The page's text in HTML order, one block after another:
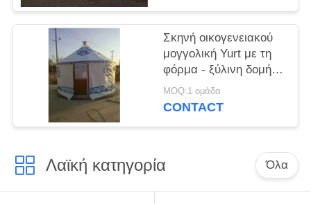
Σκηνή οικογενειακού
μογγολική Yurt με τη
φόρμα - ξύλινη δομή
πλαισίων
αδιαβροχοποίησης
MOQ:1 ομάδα
CONTACT
Λαϊκή κατηγορία Όλα